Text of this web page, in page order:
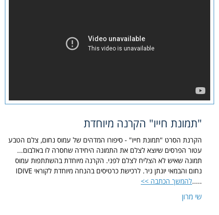
"תמונת חייו" הקרנה מיוחדת
הקרנת הסרט "תמונת חייו" - סיפורו המדהים של עמוס נחום, צלם הטבע
עטור הפרסים שיוצא לצלם את התמונה היחידה שחסרה לו באלבום...
תמונה שאיש לא הצליח לצלם לפני. הקרנה מיוחדת בהשתתפות עמוס
נחום והבמאי יונתן ניר. לרכישת כרטיסים בהנחה מיוחדת לקוראי IDIVE
.....להמשך הכתבה >>
שי מרון